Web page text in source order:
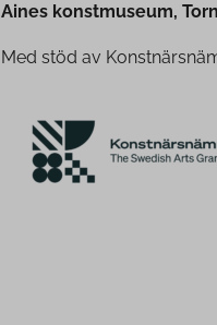
Aines konstmuseum,
Med stöd av